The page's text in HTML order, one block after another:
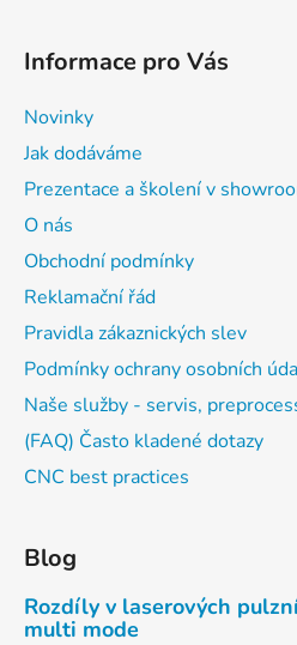
Informace pro Vás
Novinky
Jak dodáváme
Prezentace a školení v
O nás
Obchodní podmínky
Reklamační řád
Pravidla zákaznických slev
Podmínky ochrany osobních
Naše služby - servis,
(FAQ) Často kladené dotazy
CNC best practices
Blog
Rozdíly v laserových
multi mode